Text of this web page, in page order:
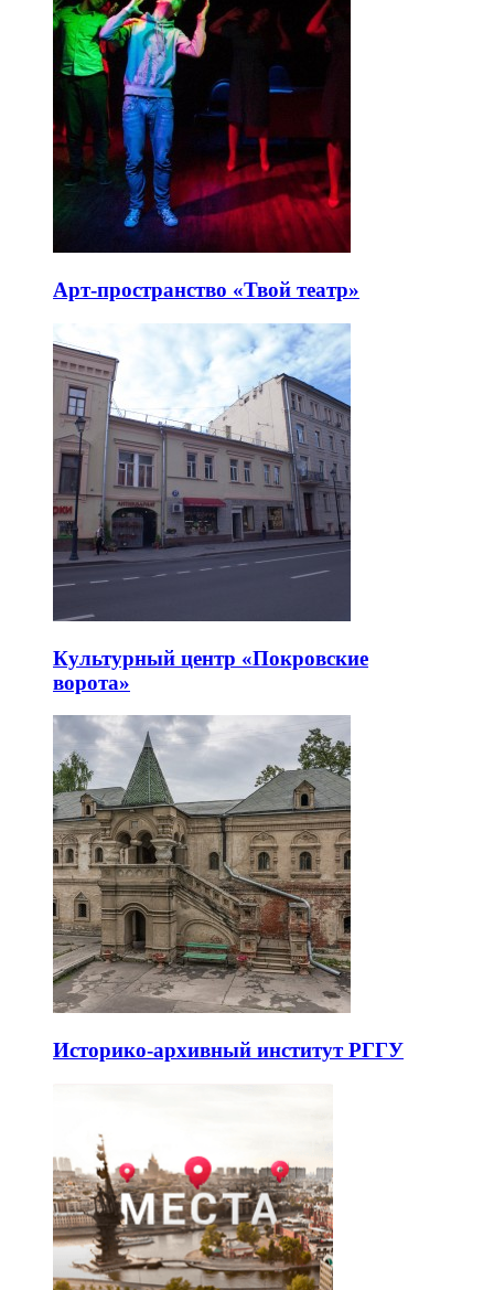
Арт-пространство «Твой театр»
Культурный центр «Покровские
ворота»
Историко-архивный институт РГГУ